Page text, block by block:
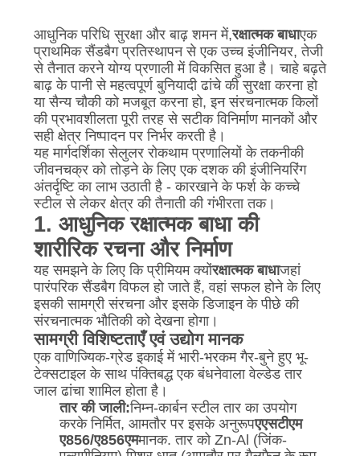
आधुनिक परिधि सुरक्षा और बाढ़ शमन में,रक्षात्मक बाधाएक
प्राथमिक सैंडबैग प्रतिस्थापन से एक उच्च इंजीनियर, तेजी
से तैनात करने योग्य प्रणाली में विकसित हुआ है। चाहे बढ़ते
बाढ़ के पानी से महत्वपूर्ण बुनियादी ढांचे की सुरक्षा करना हो
या सैन्य चौकी को मजबूत करना हो, इन संरचनात्मक किलों
की प्रभावशीलता पूरी तरह से सटीक विनिर्माण मानकों और
सही क्षेत्र निष्पादन पर निर्भर करती है।
यह मार्गदर्शिका सेलुलर रोकथाम प्रणालियों के तकनीकी
जीवनचक्र को तोड़ने के लिए एक दशक की इंजीनियरिंग
अंतर्दृष्टि का लाभ उठाती है - कारखाने के फर्श के कच्चे
स्टील से लेकर क्षेत्र की तैनाती की गंभीरता तक।
1. आधुनिक रक्षात्मक बाधा की
शारीरिक रचना और निर्माण
यह समझने के लिए कि प्रीमियम क्योंरक्षात्मक बाधाजहां
पारंपरिक सैंडबैग विफल हो जाते हैं, वहां सफल होने के लिए
इसकी सामग्री संरचना और इसके डिजाइन के पीछे की
संरचनात्मक भौतिकी को देखना होगा।
सामग्री विशिष्टताएँ एवं उद्योग मानक
एक वाणिज्यिक-ग्रेड इकाई में भारी-भरकम गैर-बुने हुए भू-
टेक्सटाइल के साथ पंक्तिबद्ध एक बंधनेवाला वेल्डेड तार
जाल ढांचा शामिल होता है।
तार की जाली:निम्न-कार्बन स्टील तार का उपयोग
करके निर्मित, आमतौर पर इसके अनुरूपएएसटीएम
ए856/ए856एममानक. तार को Zn-Al (जिंक-